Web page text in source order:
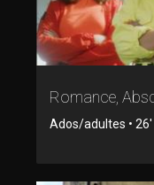
Romance,
Ados/adultes • 26'